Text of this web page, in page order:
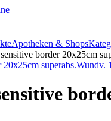
Apotheken & Shops
border 20x25cm